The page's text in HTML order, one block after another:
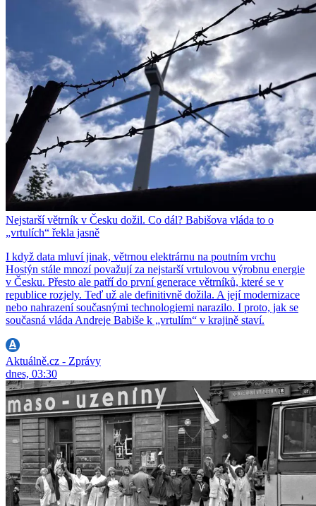
Nejstarší větrník v Česku dožil. Co dál? Babišova vláda to o
„vrtulích“ řekla jasně
I když data mluví jinak, větrnou elektrárnu na poutním vrchu
Hostýn stále mnozí považují za nejstarší vrtulovou výrobnu energie
v Česku. Přesto ale patří do první generace větrníků, které se v
republice rozjely. Teď už ale definitivně dožila. A její modernizace
nebo nahrazení současnými technologiemi narazilo. I proto, jak se
současná vláda Andreje Babiše k „vrtulím“ v krajině staví.
Aktuálně.cz - Zprávy
dnes, 03:30